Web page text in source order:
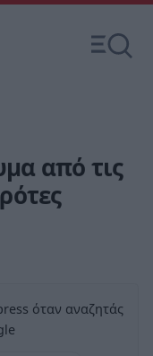
από τις
όταν αναζητάς